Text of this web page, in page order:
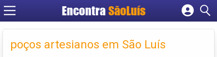
Encontra SãoLuís
Cadastrar empresa
Fazer login
Criar conta
poços artesianos em São Luís